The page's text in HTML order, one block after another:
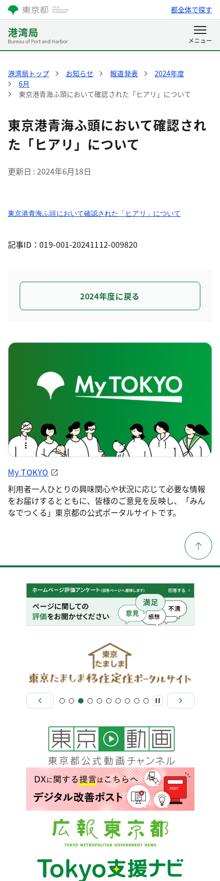
都全体で探す
港湾局トップ お知らせ 報道発表
2024年度
6月
東京港青海ふ頭において確認された「ヒアリ」について
東京港青海ふ頭において確認され
た「ヒアリ」について
更新日 2024年6月18日
東京港青海ふ頭において確認された「ヒアリ」について
記事ID：019-001-20241112-009820
2024年度に戻る
My TOKYO
利用者一人ひとりの興味関心や状況に応じて必要な情報
をお届けするとともに、皆様のご意見を反映し、「みん
なでつくる」東京都の公式ポータルサイトです。